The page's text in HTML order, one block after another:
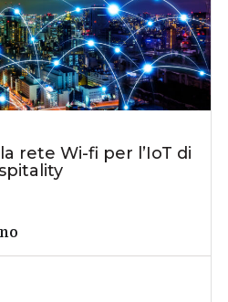
rete Wi-fi per l’IoT di